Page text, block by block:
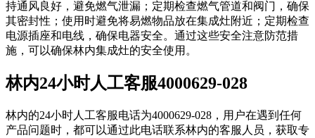
持通风良好，避免燃气泄漏；定期检查燃气管道和阀门，确保
其密封性；使用时避免将易燃物品放在集成灶附近；定期检查
电源插座和电线，确保电器安全。通过这些安全注意防范措
施，可以确保林内集成灶的安全使用。
林内24小时人工客服4000629-028
林内的24小时人工客服电话为4000629-028，用户在遇到任何
产品问题时，都可以通过此电话联系林内的客服人员，获取专